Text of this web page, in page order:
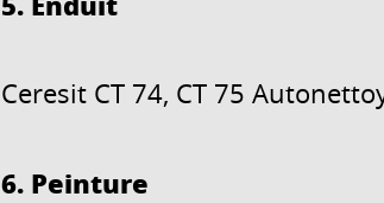
Ceresit CT 74, CT 75
6. Peinture